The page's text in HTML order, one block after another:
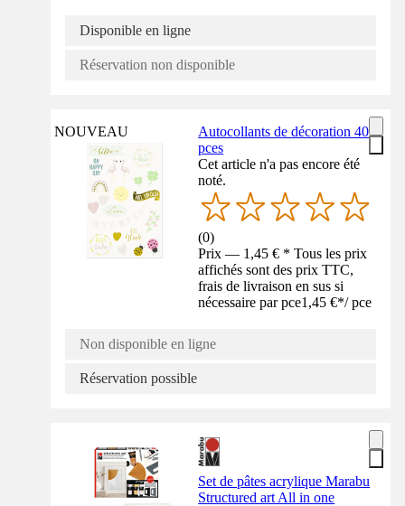
Disponible en ligne
Réservation non disponible
NOUVEAU
Autocollants de décoration 40
pces
Cet article n'a pas encore été
noté.
(0)
Prix — 1,45 € * Tous les prix
affichés sont des prix TTC,
frais de livraison en sus si
nécessaire par pce1,45 €*/ pce
Non disponible en ligne
Réservation possible
Set de pâtes acrylique Marabu
Structured art All in one